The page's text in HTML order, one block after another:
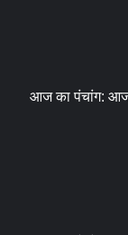
आज का पंचांग: